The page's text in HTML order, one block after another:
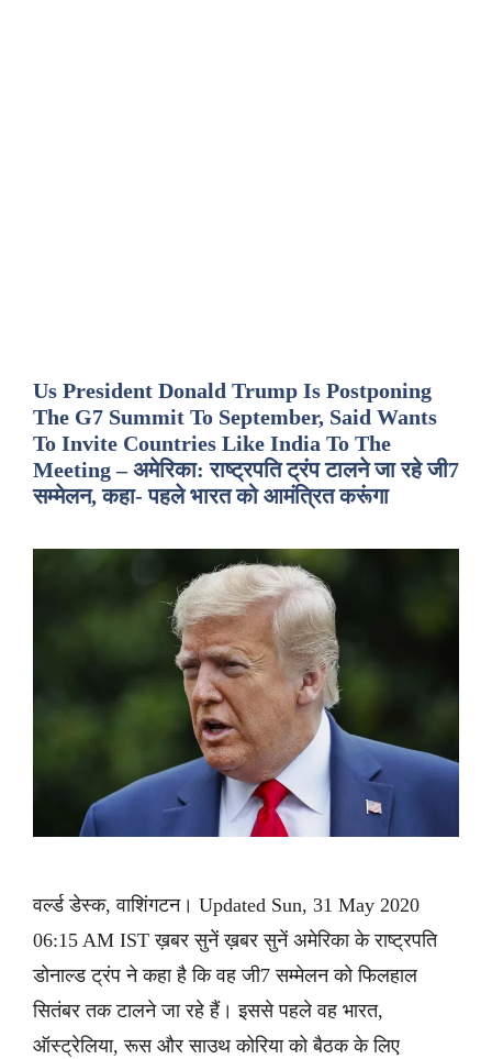
Us President Donald Trump Is Postponing
The G7 Summit To September, Said Wants
To Invite Countries Like India To The
Meeting – अमेरिका: राष्ट्रपति ट्रंप टालने जा रहे जी7
सम्मेलन, कहा- पहले भारत को आमंत्रित करूंगा
वर्ल्ड डेस्क, वाशिंगटन। Updated Sun, 31 May 2020
06:15 AM IST ख़बर सुनें ख़बर सुनें अमेरिका के राष्ट्रपति
डोनाल्ड ट्रंप ने कहा है कि वह जी7 सम्मेलन को फिलहाल
सितंबर तक टालने जा रहे हैं। इससे पहले वह भारत,
ऑस्ट्रेलिया, रूस और साउथ कोरिया को बैठक के लिए